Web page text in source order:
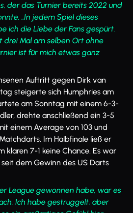
der das Turnier bereits 2022 und
„In jedem Spiel dieses
ich die Liebe der Fans gespürt.
drei Mal am selben Ort ohne
ist für mich etwas ganz
Auftritt gegen Dirk van
steigerte sich Humphries am
am Sonntag mit einem 6-3-
drehte anschließend ein 3-5
einem Average von 103 und
Im Halbfinale ließ er
klaren 7-1 keine Chance. Es war
dem Gewinn des US Darts
League gewonnen habe, war es
Ich habe gestruggelt, aber